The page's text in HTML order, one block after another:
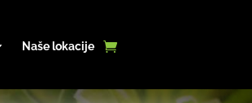
Naše lokacije